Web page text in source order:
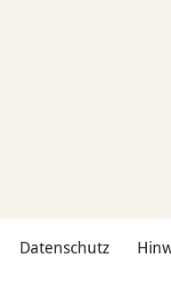
Datenschutz